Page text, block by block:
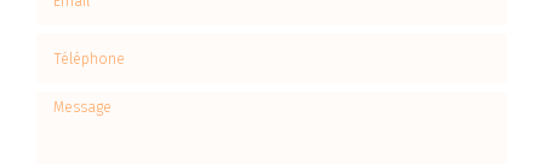
Message